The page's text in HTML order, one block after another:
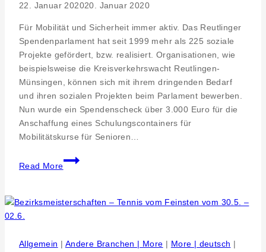
22. Januar 202020. Januar 2020
Für Mobilität und Sicherheit immer aktiv. Das Reutlinger
Spendenparlament hat seit 1999 mehr als 225 soziale
Projekte gefördert, bzw. realisiert. Organisationen, wie
beispielsweise die Kreisverkehrswacht Reutlingen-
Münsingen, können sich mit ihrem dringenden Bedarf
und ihren sozialen Projekten beim Parlament bewerben.
Nun wurde ein Spendenscheck über 3.000 Euro für die
Anschaffung eines Schulungscontainers für
Mobilitätskurse für Senioren…
Read More
Ausbau
der
der
–
Allgemein | Andere Branchen | More | More | deutsch |